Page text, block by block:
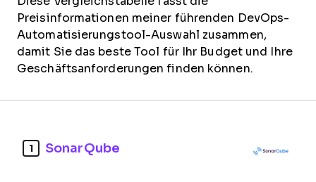
Preisinformationen meiner führenden DevOps-
Automatisierungstool-Auswahl zusammen,
damit Sie das beste Tool für Ihr Budget und Ihre
Geschäftsanforderungen finden können.
1 SonarQube